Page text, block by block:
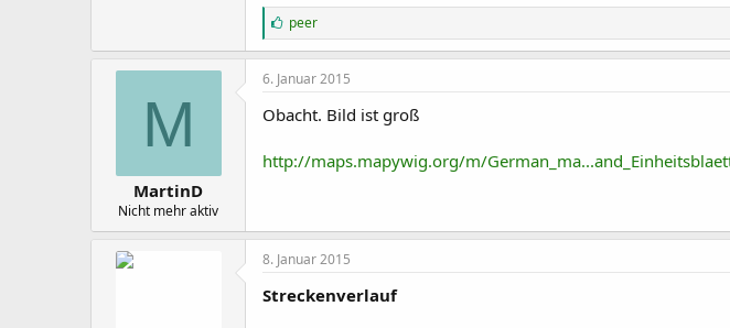
G
e
f
ä
l
t
i
peer
M
MartinD
Nicht mehr aktiv
6. Januar 2015
Obacht. Bild ist groß
http://maps.mapywig.org/m/
8. Januar 2015
Streckenverlauf